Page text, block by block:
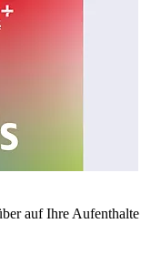
auf Ihre Aufenthalte